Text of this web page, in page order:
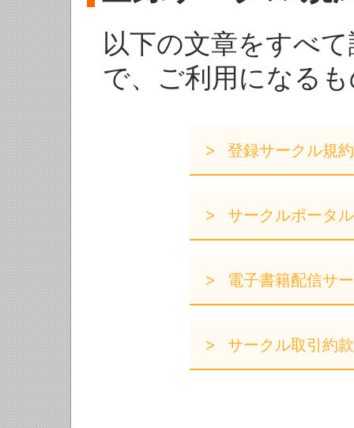
以下の文章をすべ
で、ご利用になる
登録サークル規約
サークルポータ
電子書籍配信サ
サークル取引約款